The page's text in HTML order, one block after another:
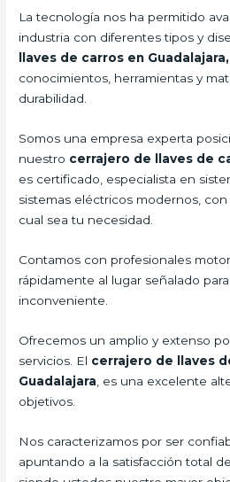
La tecnología nos ha permitido
industria con diferentes tipos y
llaves de carros en
conocimientos, herramientas y
durabilidad.
Somos una empresa experta
nuestro cerrajero de llaves de
es certificado, especialista en
sistemas eléctricos modernos,
cual sea tu necesidad.
Contamos con profesionales
rápidamente al lugar señalado
inconveniente.
Ofrecemos un amplio y extenso
servicios. El cerrajero de llaves
Guadalajara , es una excelente
objetivos.
Nos caracterizamos por ser
apuntando a la satisfacción total